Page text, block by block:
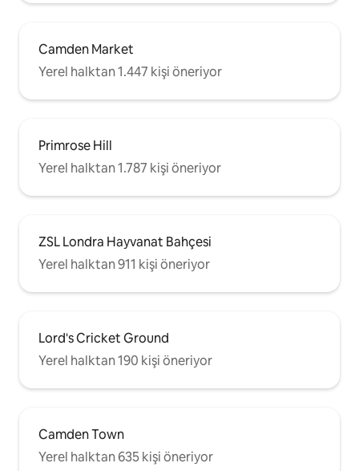
Camden Market
Yerel halktan 1.447 kişi öneriyor
Primrose Hill
Yerel halktan 1.787 kişi öneriyor
ZSL Londra Hayvanat Bahçesi
Yerel halktan 911 kişi öneriyor
Lord's Cricket Ground
Yerel halktan 190 kişi öneriyor
Camden Town
Yerel halktan 635 kişi öneriyor